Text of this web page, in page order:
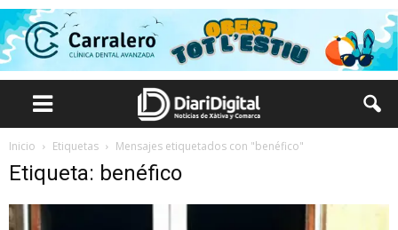
Inicio Etiquetas Mensajes etiquetados con "benéfico"
Etiqueta: benéfico